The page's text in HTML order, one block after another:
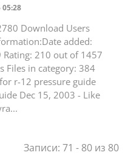
05:28
Download Users
added:
210 out of 1457
Files in category: 384
r-12 pressure guide
Dec 15, 2003 - Like
Записи: 71 - 80 из 80